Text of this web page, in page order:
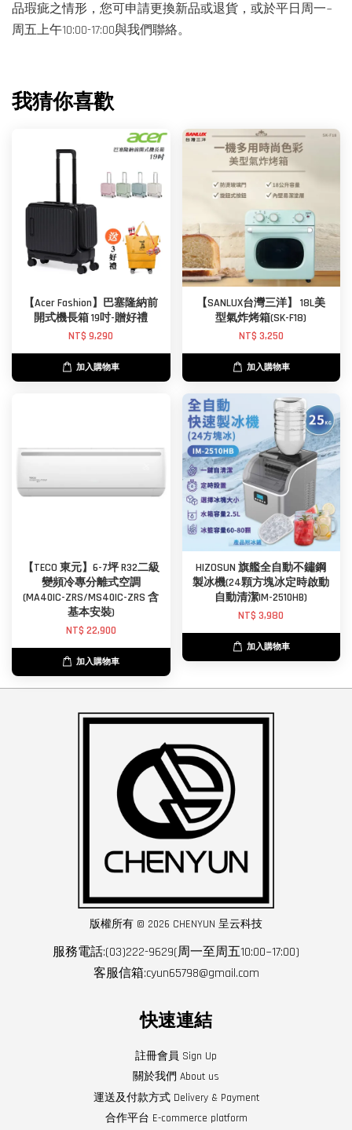
品瑕疵之情形，您可申請更換新品或退貨，或於平日周一~
周五上午10:00-17:00與我們聯絡。
我猜你喜歡
【Acer Fashion】巴塞隆納前
開式機長箱 19吋-贈好禮
NT$ 9,290
加入購物車
【SANLUX台灣三洋】 18L美
型氣炸烤箱(SK-F18)
NT$ 3,250
加入購物車
【TECO 東元】6-7坪 R32二級
變頻冷專分離式空調
(MA40IC-ZRS/MS40IC-ZRS 含
基本安裝)
NT$ 22,900
加入購物車
HIZOSUN 旗艦全自動不鏽鋼
製冰機(24顆方塊冰定時啟動
自動清潔IM-2510HB)
NT$ 3,980
加入購物車
版權所有 © 2026 CHENYUN 呈云科技
服務電話:(03)222-9629(周一至周五10:00~17:00)
客服信箱:cyun65798@gmail.com
快速連結
註冊會員 Sign Up
關於我們 About us
運送及付款方式 Delivery & Payment
合作平台 E-commerce platform